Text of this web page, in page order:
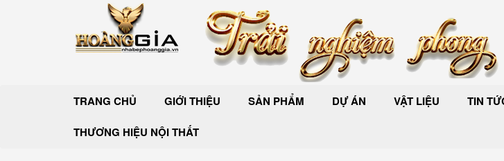
TRANG CHỦ GIỚI THIỆU SẢN PHẨM DỰ ÁN VẬT LIỆU TIN
THƯƠNG HIỆU NỘI THẤT